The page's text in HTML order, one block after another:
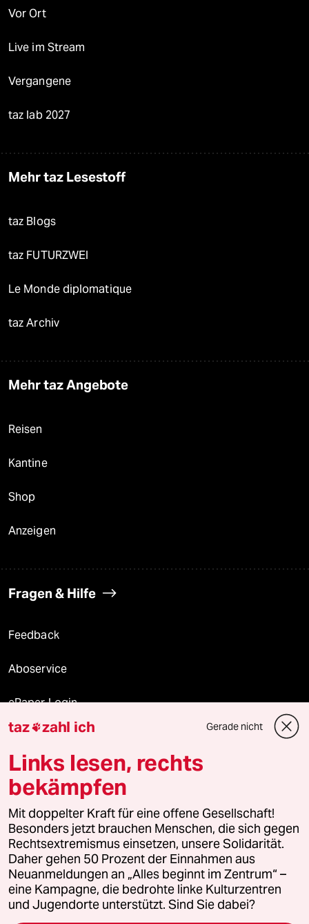
Vor Ort
Live im Stream
Vergangene
taz lab 2027
Mehr taz Lesestoff
taz Blogs
taz FUTURZWEI
Le Monde diplomatique
taz Archiv
Mehr taz Angebote
Reisen
Kantine
Shop
Anzeigen
Fragen & Hilfe
Feedback
Aboservice
ePaper Login
Downloads für Abonnierende
© 2026 taz Verlags und Vertriebs GmbH
Alle Rechte vorbehalten. Bei rechtlichen Fragen oder für Genehmigungen
wenden Sie sich bitte an
lizenzen@taz.de
Feedback Redaktionsstatut Kommune-Richtlinien
Leitlinie Informant Datenschutz Impressum AGB
taz zahl ich Gerade nicht
Links lesen, rechts
bekämpfen
Mit doppelter Kraft für eine offene Gesellschaft!
Besonders jetzt brauchen Menschen, die sich gegen
Rechtsextremismus einsetzen, unsere Solidarität.
Daher gehen 50 Prozent der Einnahmen aus
Neuanmeldungen an „Alles beginnt im Zentrum“ –
eine Kampagne, die bedrohte linke Kulturzentren
und Jugendorte unterstützt. Sind Sie dabei?